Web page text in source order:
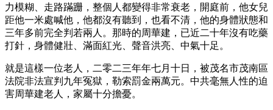
力模糊、走路蹣跚，整個人都變得非常衰老，開庭前，他女兒
距他一米處喊他，他都沒有聽到，也看不清，他的身體狀態和
三年多前完全判若兩人。那時的周華建，已近二十年沒有吃藥
打針，身體健壯、滿面紅光、聲音洪亮、中氣十足。
就是這樣一位老人，二零二三年年七月十日，被茂名市茂南區
法院非法宣判九年冤獄，勒索罰金兩萬元。中共毫無人性的迫
害周華建老人，家屬十分擔憂。